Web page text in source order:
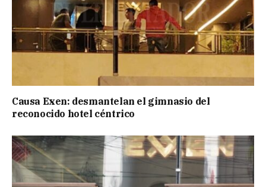
Causa Exen: desmantelan el gimnasio del
reconocido hotel céntrico